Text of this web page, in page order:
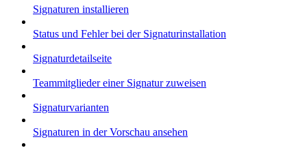
Signaturen installieren
Status und Fehler bei der Signaturinstallation
Signaturdetailseite
Teammitglieder einer Signatur zuweisen
Signaturvarianten
Signaturen in der Vorschau ansehen